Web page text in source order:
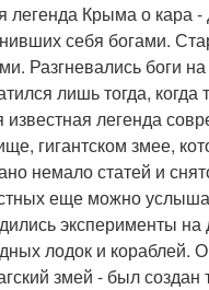
легенда Крыма о кара
себя богами.
Разгневались боги
лишь тогда,
легенда
гигантском змее,
немало статей и
еще можно
эксперименты
лодок и кораблей.
змей - был